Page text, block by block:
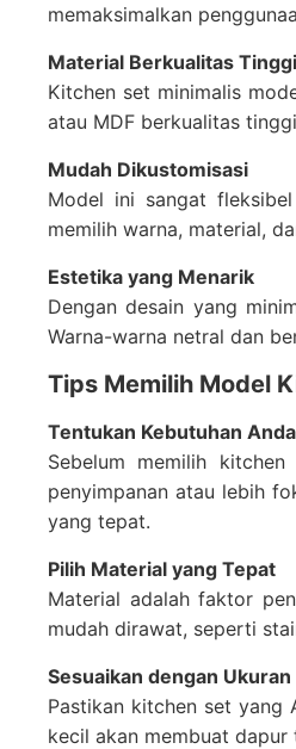
memaksimalkan
Material Berkualitas Tinggi
Kitchen set minimalis
atau MDF berkualitas
Mudah Dikustomisasi
Model ini sangat
memilih warna, material,
Estetika yang Menarik
Dengan desain yang
Warna-warna netral dan
Tips Memilih Model
Tentukan Kebutuhan Anda
Sebelum memilih
penyimpanan atau lebih
yang tepat.
Pilih Material yang Tepat
Material adalah faktor
mudah dirawat, seperti
Sesuaikan dengan
Pastikan kitchen set yang
kecil akan membuat